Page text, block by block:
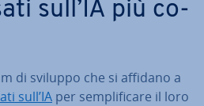
sull’IA più co­
di sviluppo che si affidano a
sull’IA per sem­pli­fi­ca­re il loro